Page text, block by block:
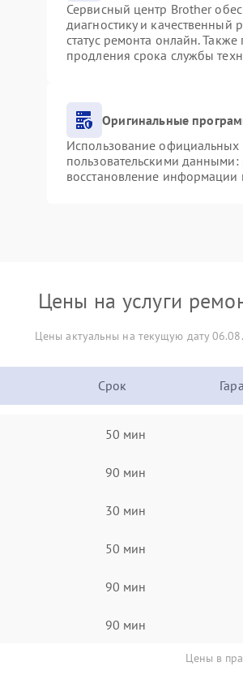
Сервисный центр Brother
диагностику и качественный
статус ремонта онлайн.
продления срока службы
Оригинальные
Использование официальных
пользовательскими
восстановление
Цены на услуги
Цены актуальны на текущую дату
Срок
50 мин
90 мин
30 мин
50 мин
90 мин
90 мин
Цены в